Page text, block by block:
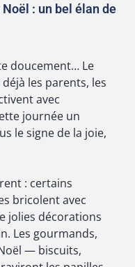
: un bel élan de
doucement… Le
les parents, les
avec
journée un
le signe de la joie,
: certains
bricolent avec
jolies décorations
Les gourmands,
— biscuits,